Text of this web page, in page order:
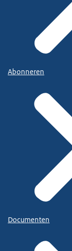
Abonneren
Documenten